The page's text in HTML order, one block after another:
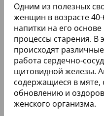
Одним из полезных
женщин в возрасте 40-
напитки на его
процессы старения. В
происходят
работа сердечно-
щитовидной железы.
содержащиеся в мяте,
обновлению и
женского организма.